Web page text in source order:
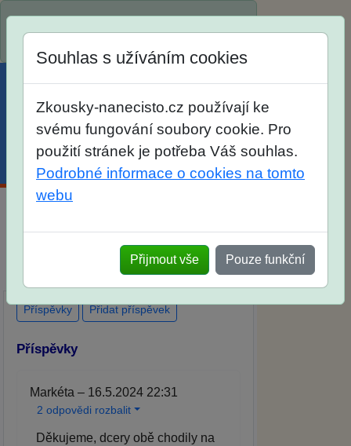
SŠ? Vaše ohlasy po skutečných
přijímacích zkouškách
Souhlas s užíváním cookies
Zkousky-nanecisto.cz používají ke
svému fungování soubory cookie. Pro
použití stránek je potřeba Váš souhlas.
Podrobné informace o cookies na tomto
webu
Přijmout vše Pouze funkční
Příspěvky Přidat příspěvek
Příspěvky
Markéta – 16.5.2024 22:31
2 odpovědi rozbalit
Děkujeme, dcery obě chodily na